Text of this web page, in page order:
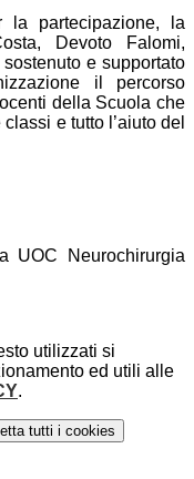
la partecipazione, la
Devoto Falomi,
e supportato
il percorso
della Scuola che
e tutto l’aiuto del
UOC Neurochirurgia
utilizzati si
ed utili alle
.
tutti i cookies